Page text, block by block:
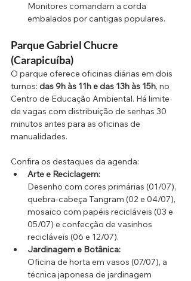
Monitores comandam a corda
embalados por cantigas populares.
Parque Gabriel Chucre
(Carapicuíba)
O parque oferece oficinas diárias em dois
turnos: das 9h às 11h e das 13h às 15h, no
Centro de Educação Ambiental. Há limite
de vagas com distribuição de senhas 30
minutos antes para as oficinas de
manualidades.
Confira os destaques da agenda:
Arte e Reciclagem:
Desenho com cores primárias (01/07),
quebra-cabeça Tangram (02 e 04/07),
mosaico com papéis recicláveis (03 e
05/07) e confecção de vasinhos
recicláveis (06 e 12/07).
Jardinagem e Botânica:
Oficina de horta em vasos (07/07), a
técnica japonesa de jardinagem